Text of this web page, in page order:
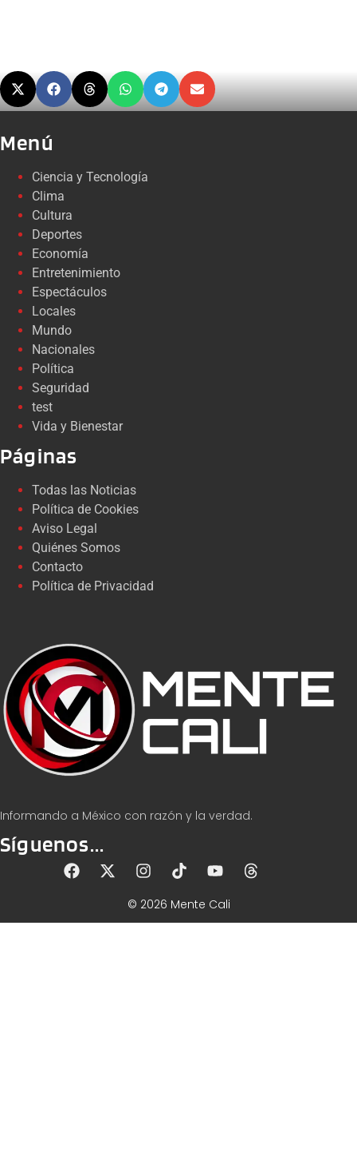
Informando a México con razón y la verdad.
Síguenos...
Menú
Ciencia y Tecnología
Clima
Cultura
Deportes
Economía
Entretenimiento
Espectáculos
Locales
Mundo
Nacionales
Política
Seguridad
test
Vida y Bienestar
Páginas
Todas las Noticias
Política de Cookies
Aviso Legal
Quiénes Somos
Contacto
Política de Privacidad
© 2026 Mente Cali